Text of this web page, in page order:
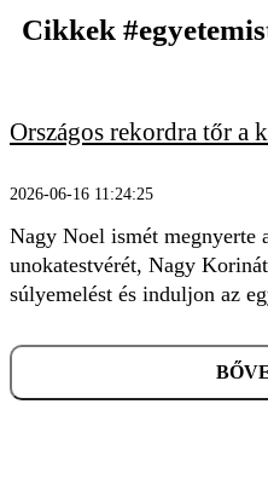
Cikkek
Országos rekordra tőr a
2026-06-16 11:24:25
Nagy Noel ismét megnyerte
unokatestvérét, Nagy
súlyemelést és induljon az